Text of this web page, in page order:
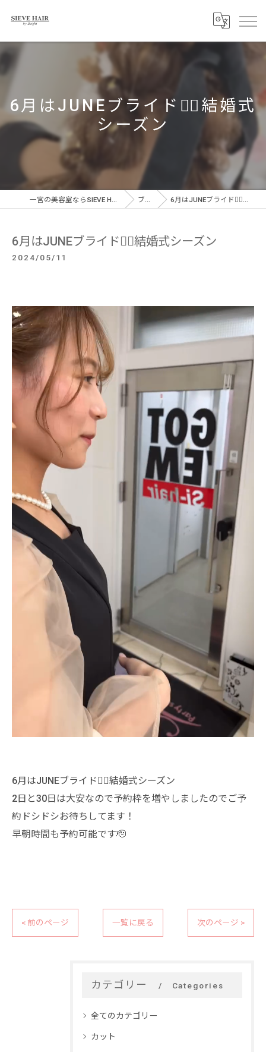
6月はJUNEブライド👰‍♀️結婚式
シーズン
一宮の美容室ならSIEVE HAIR 一宮駅前店 ブログ 6月はJUNEブライド👰‍♀️結婚式シーズン
6月はJUNEブライド👰‍♀️結婚式シーズン
2024/05/11
6月はJUNEブライド👰‍♀️結婚式シーズン
2日と30日は大安なので予約枠を増やしましたのでご予
約ドシドシお待ちしてます！
早朝時間も予約可能です🫡
< 前のページ 一覧に戻る 次のページ >
カテゴリー Categories
全てのカテゴリー
カット